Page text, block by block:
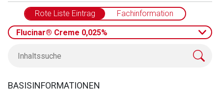
Rote Liste Eintrag Fachinformation
Flucinar® Creme 0,025%
BASISINFORMATIONEN